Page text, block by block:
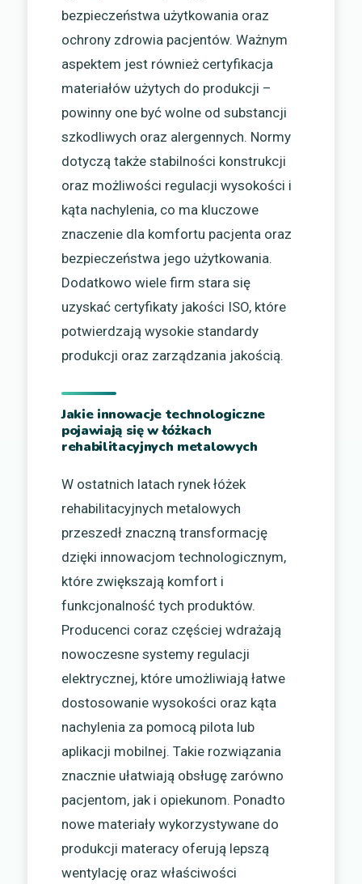
bezpieczeństwa użytkowania oraz
ochrony zdrowia pacjentów. Ważnym
aspektem jest również certyfikacja
materiałów użytych do produkcji –
powinny one być wolne od substancji
szkodliwych oraz alergennych. Normy
dotyczą także stabilności konstrukcji
oraz możliwości regulacji wysokości i
kąta nachylenia, co ma kluczowe
znaczenie dla komfortu pacjenta oraz
bezpieczeństwa jego użytkowania.
Dodatkowo wiele firm stara się
uzyskać certyfikaty jakości ISO, które
potwierdzają wysokie standardy
produkcji oraz zarządzania jakością.
Jakie innowacje technologiczne
pojawiają się w łóżkach
rehabilitacyjnych metalowych
W ostatnich latach rynek łóżek
rehabilitacyjnych metalowych
przeszedł znaczną transformację
dzięki innowacjom technologicznym,
które zwiększają komfort i
funkcjonalność tych produktów.
Producenci coraz częściej wdrażają
nowoczesne systemy regulacji
elektrycznej, które umożliwiają łatwe
dostosowanie wysokości oraz kąta
nachylenia za pomocą pilota lub
aplikacji mobilnej. Takie rozwiązania
znacznie ułatwiają obsługę zarówno
pacjentom, jak i opiekunom. Ponadto
nowe materiały wykorzystywane do
produkcji materacy oferują lepszą
wentylację oraz właściwości